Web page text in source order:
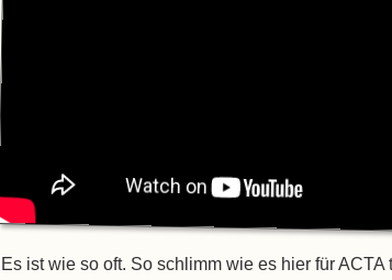
Es ist wie so oft. So schlimm wie es hier für